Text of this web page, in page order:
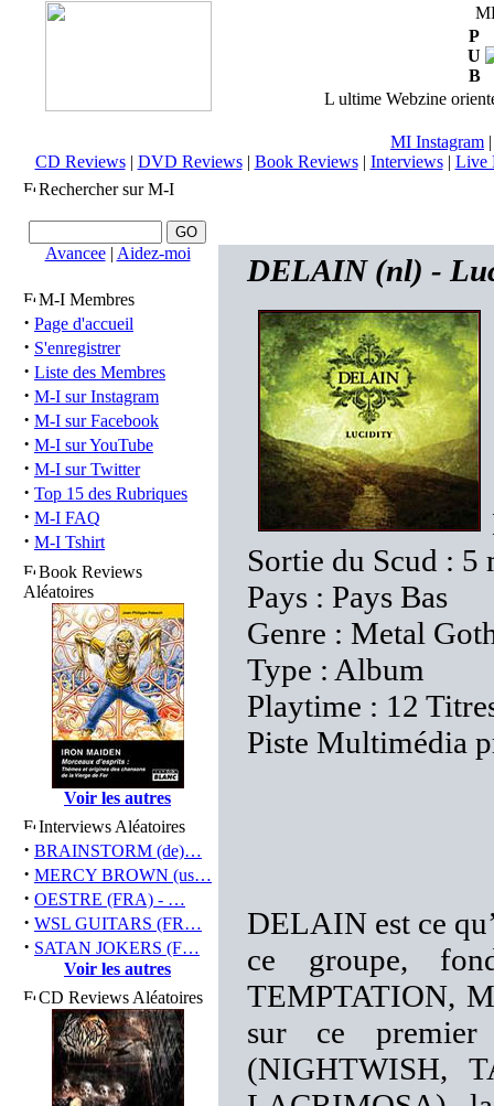
P
U
B
L ultime Webzine
MI Instagram
CD Reviews| DVD Reviews| Book Reviews| Interviews| Live
Rechercher sur M-I
Avancee| Aidez-moi
M-I Membres
· Page d'accueil
· S'enregistrer
· Liste des Membres
· M-I sur Instagram
· M-I sur Facebook
· M-I sur YouTube
· M-I sur Twitter
· Top 15 des Rubriques
· M-I FAQ
· M-I Tshirt
Book Reviews
Aléatoires
Voir les autres
Interviews Aléatoires
· BRAINSTORM (de)…
· MERCY BROWN (us…
· OESTRE (FRA) - …
· WSL GUITARS (FR…
· SATAN JOKERS (F…
Voir les autres
CD Reviews Aléatoires
DELAIN (nl) -
Sortie du Scud : 5
Pays : Pays Bas
Genre : Metal
Type : Album
Playtime : 12
Piste Multimédia
DELAIN est ce
ce groupe,
TEMPTATION,
sur ce
(NIGHTWISH,